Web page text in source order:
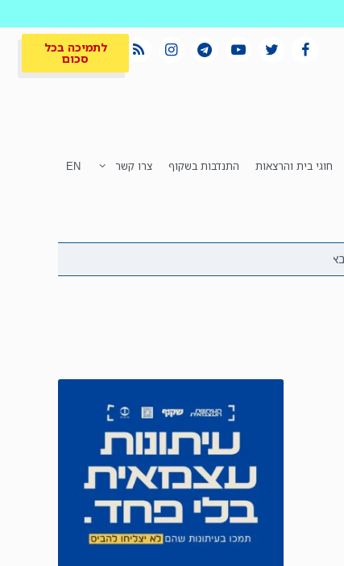
לתמיכה בכל
סכום
חוגי בית והרצאות התנדבות בשקוף צרו קשר EN
המקום הכי חם לתמיכה בכל